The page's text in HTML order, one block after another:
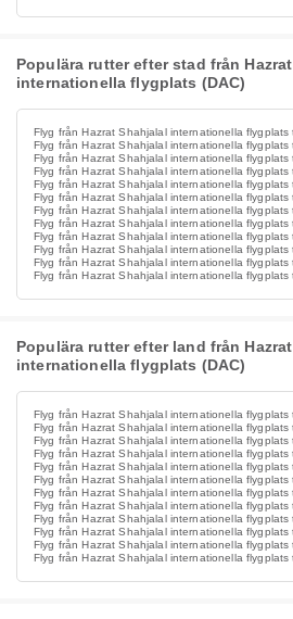
Populära rutter efter stad från
internationella flygplats (DAC)
Flyg från Hazrat Shahjalal internationella flygplats
Flyg från Hazrat Shahjalal internationella flygplats
Flyg från Hazrat Shahjalal internationella flygplats
Flyg från Hazrat Shahjalal internationella flygplats
Flyg från Hazrat Shahjalal internationella flygplats
Flyg från Hazrat Shahjalal internationella flygplats
Flyg från Hazrat Shahjalal internationella flygplats
Flyg från Hazrat Shahjalal internationella flygplats
Flyg från Hazrat Shahjalal internationella flygplats
Flyg från Hazrat Shahjalal internationella flygplats
Flyg från Hazrat Shahjalal internationella flygplats
Flyg från Hazrat Shahjalal internationella flygplats
Populära rutter efter land från
internationella flygplats (DAC)
Flyg från Hazrat Shahjalal internationella flygplats
Flyg från Hazrat Shahjalal internationella flygplats
Flyg från Hazrat Shahjalal internationella flygplats
Flyg från Hazrat Shahjalal internationella flygplats
Flyg från Hazrat Shahjalal internationella flygplats
Flyg från Hazrat Shahjalal internationella flygplats
Flyg från Hazrat Shahjalal internationella flygplats
Flyg från Hazrat Shahjalal internationella flygplats
Flyg från Hazrat Shahjalal internationella flygplats
Flyg från Hazrat Shahjalal internationella flygplats
Flyg från Hazrat Shahjalal internationella flygplats
Flyg från Hazrat Shahjalal internationella flygplats